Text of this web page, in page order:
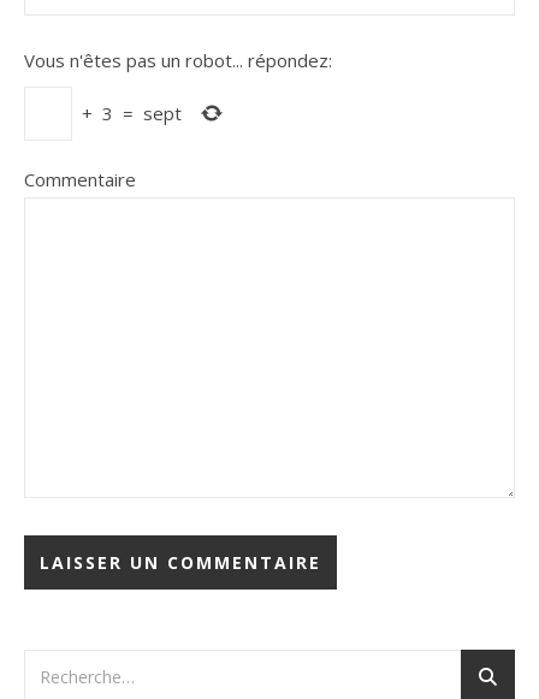
Vous n'êtes pas un robot... répondez:
+ 3 = sept
Commentaire